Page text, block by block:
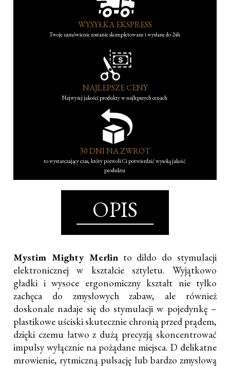
WYSYŁKA EKSPRESS
Twoje zamówienie zostanie skompletowane i wysłane do 24h
NAJLEPSZE CENY
Najwyżej jakości produkty w najlepszych cenach
30 DNI NA ZWROT
to wystarczający czas, który pozwoli Ci potwierdzić wysoką jakość
produktu
OPIS
Mystim Mighty Merlinto dildo do stymulacji
elektronicznej w kształcie sztyletu. Wyjątkowo
gładki i wysoce ergonomiczny kształt nie tylko
zachęca do zmysłowych zabaw, ale również
doskonale nadaje się do stymulacji w pojedynkę –
plastikowe uściski skutecznie chronią przed prądem,
dzięki czemu łatwo z dużą precyzją skoncentrować
impulsy wyłącznie na pożądane miejsca. D delikatne
mrowienie, rytmiczną pulsację lub bardzo zmysłową